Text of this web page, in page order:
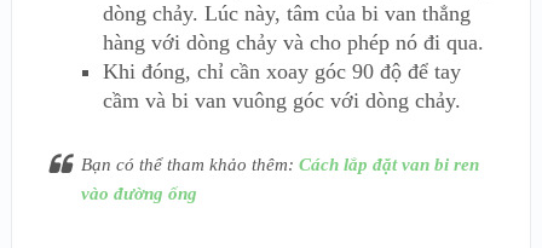
dòng chảy. Lúc này, tâm của bi van thẳng
hàng với dòng chảy và cho phép nó đi qua.
Khi đóng, chỉ cần xoay góc 90 độ để tay
cầm và bi van vuông góc với dòng chảy.
Bạn có thể tham khảo thêm: Cách lắp đặt van bi ren
vào đường ống